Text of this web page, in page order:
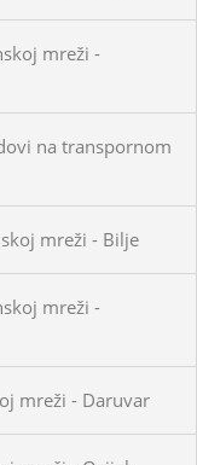
mreži -
na transpornom
mreži - Bilje
mreži -
mreži - Daruvar